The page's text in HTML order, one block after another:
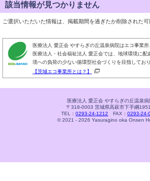
該当情報が見つかりません
ご選択いただいた情報は、掲載期間を過ぎたか削除された可
医療法人 愛正会 やすらぎの丘温泉病院はエコ事業所
医療法人・社会福祉法人 愛正会では、地球環境に配
境への負荷の少ない循環型社会づくりを目指しており
【茨城エコ事業所とは？】
医療法人 愛正会 やすらぎの丘温泉病
〒318-0003 茨城県高萩市下手綱
TEL：0293-24-1212 FAX： 0293-24-
© 2021 - 2026 Yasuragino oka Onsen